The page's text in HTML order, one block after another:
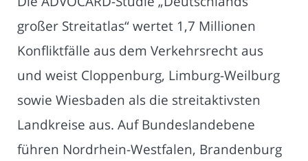
großer Streitatlas“ wertet 1,7 Millionen
Konfliktfälle aus dem Verkehrsrecht aus
und weist Cloppenburg, Limburg-Weilburg
sowie Wiesbaden als die streitaktivsten
Landkreise aus. Auf Bundeslandebene
führen Nordrhein-Westfalen, Brandenburg